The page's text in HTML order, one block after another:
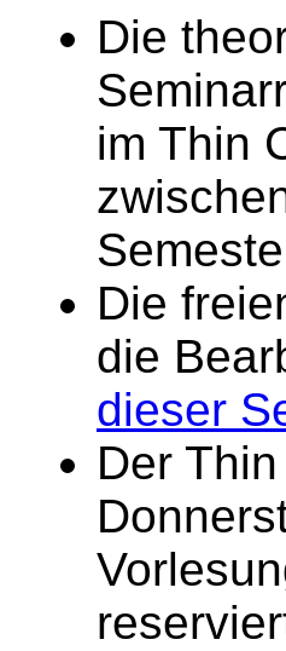
Die
im Thin
Die
die
dieser
Der